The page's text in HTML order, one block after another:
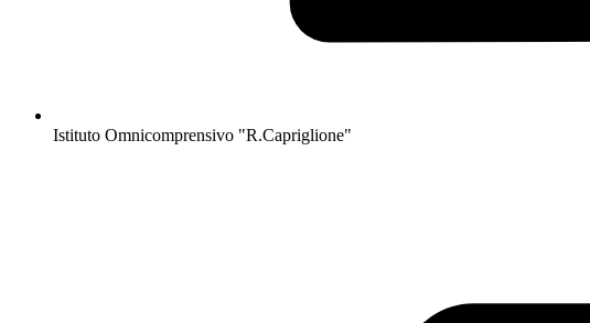
Istituto Omnicomprensivo "R.Capriglione"